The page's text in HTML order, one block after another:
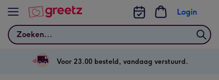
Bekijk meer
Zoeken
Login
Voor 23.00 besteld, vandaag verstuurd.